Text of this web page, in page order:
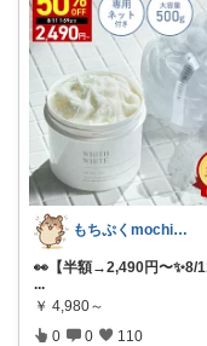
もちぷくmochipuku☘️7日感謝
👀【半額→2,490円〜✨️8/
...
￥ 4,980～
0 0 110